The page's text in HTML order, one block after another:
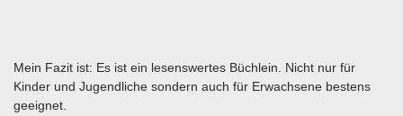
Mein Fazit ist: Es ist ein lesenswertes Büchlein. Nicht nur für
Kinder und Jugendliche sondern auch für Erwachsene bestens
geeignet.